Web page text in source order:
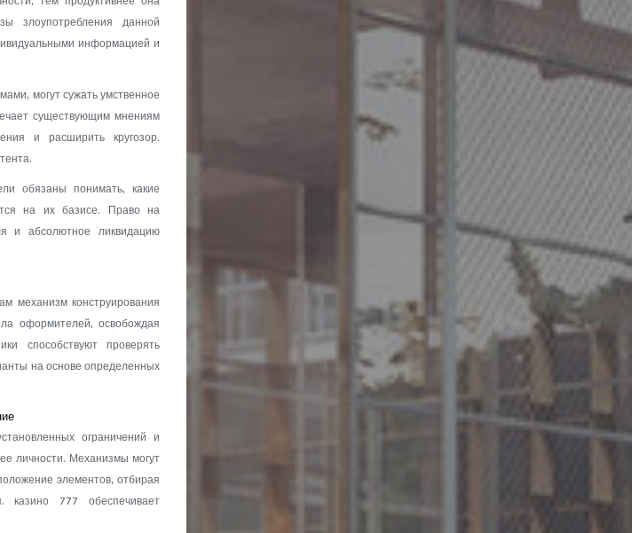
злоупотребления данной
информацией и
могут сужать умственное
существующим мнениям
и расширить кругозор.
обязаны понимать, какие
на их базисе. Право на
и абсолютное ликвидацию
механизм конструирования
оформителей, освобождая
способствуют проверять
на основе определенных
ограничений и
личности. Механизмы могут
элементов, отбирая
казино 777 обеспечивает